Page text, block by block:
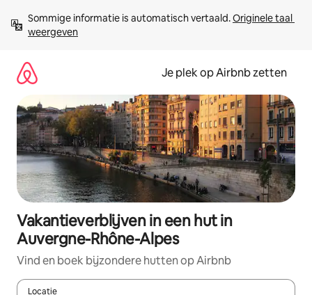
direct
naar
Sommige informatie is automatisch vertaald. Originele taal
weergeven
Je plek op Airbnb zetten
Vakantieverblijven in een hut in
Auvergne-Rhône-Alpes
Vind en boek bijzondere hutten op Airbnb
Locatie